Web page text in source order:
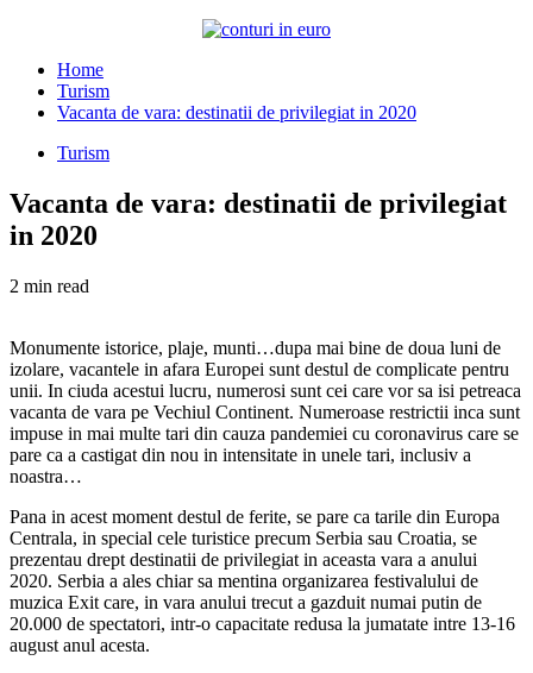
Home
Turism
Vacanta de vara: destinatii de privilegiat in 2020
Turism
Vacanta de vara: destinatii de privilegiat
in 2020
2 min read
Monumente istorice, plaje, munti…dupa mai bine de doua luni de
izolare, vacantele in afara Europei sunt destul de complicate pentru
unii. In ciuda acestui lucru, numerosi sunt cei care vor sa isi petreaca
vacanta de vara pe Vechiul Continent. Numeroase restrictii inca sunt
impuse in mai multe tari din cauza pandemiei cu coronavirus care se
pare ca a castigat din nou in intensitate in unele tari, inclusiv a
noastra…
Pana in acest moment destul de ferite, se pare ca tarile din Europa
Centrala, in special cele turistice precum Serbia sau Croatia, se
prezentau drept destinatii de privilegiat in aceasta vara a anului
2020. Serbia a ales chiar sa mentina organizarea festivalului de
muzica Exit care, in vara anului trecut a gazduit numai putin de
20.000 de spectatori, intr-o capacitate redusa la jumatate intre 13-16
august anul acesta.